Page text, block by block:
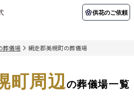
供花のご依頼
納棺の儀とは？
お客様の声
供花のご依頼
葬儀場 網走郡美幌町の葬儀場
町周辺の葬儀場一覧